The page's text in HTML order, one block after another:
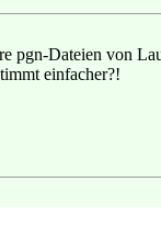
pgn-Dateien von
einfacher?!